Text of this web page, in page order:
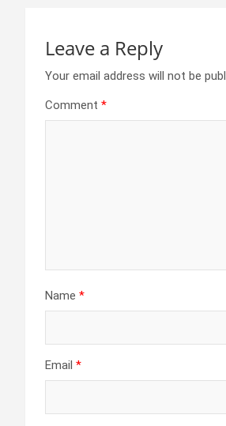
Leave a Reply
Your email address will not be
Comment *
Name *
Email *